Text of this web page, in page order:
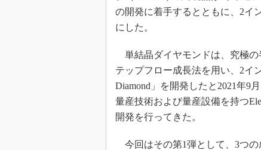
IHSア
「英
ため
の開発に着手するとともに、2イ
にした。
単結晶ダイヤモンドは、究極の
テップフロー成長法を用い、2イ
Diamond」を開発したと2021年9
量産技術および量産設備を持つ
開発を行ってきた。
今回はその第1弾として、3つの